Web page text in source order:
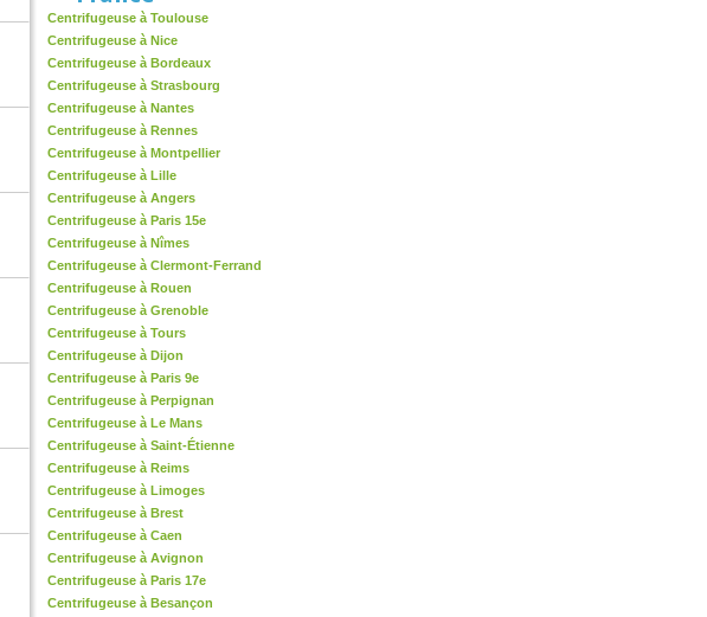
Centrifugeuse à Toulouse
Centrifugeuse à Nice
Centrifugeuse à Bordeaux
Centrifugeuse à Strasbourg
Centrifugeuse à Nantes
Centrifugeuse à Rennes
Centrifugeuse à Montpellier
Centrifugeuse à Lille
Centrifugeuse à Angers
Centrifugeuse à Paris 15e
Centrifugeuse à Nîmes
Centrifugeuse à Clermont-Ferrand
Centrifugeuse à Rouen
Centrifugeuse à Grenoble
Centrifugeuse à Tours
Centrifugeuse à Dijon
Centrifugeuse à Paris 9e
Centrifugeuse à Perpignan
Centrifugeuse à Le Mans
Centrifugeuse à Saint-Étienne
Centrifugeuse à Reims
Centrifugeuse à Limoges
Centrifugeuse à Brest
Centrifugeuse à Caen
Centrifugeuse à Avignon
Centrifugeuse à Paris 17e
Centrifugeuse à Besançon